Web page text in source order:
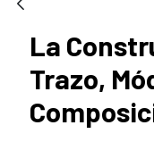
La
Trazo,